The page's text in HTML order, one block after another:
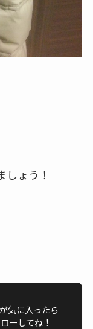
ょう！
気に入ったら
ーしてね！